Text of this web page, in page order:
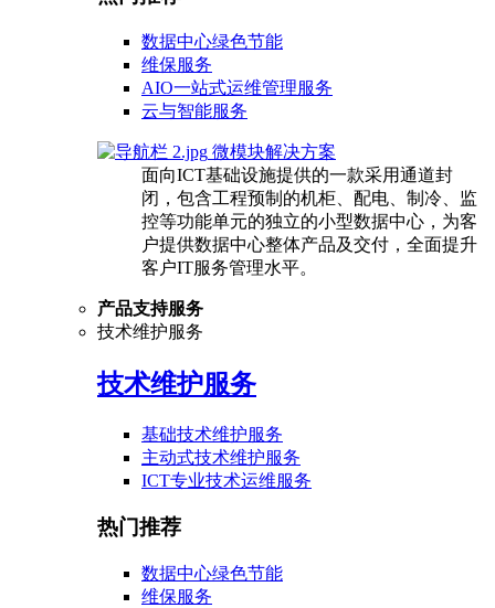
数据中心绿色节能
维保服务
AIO一站式运维管理服务
云与智能服务
微模块解决方案
面向ICT基础设施提供的一款采用通道封
闭，包含工程预制的机柜、配电、制冷、监
控等功能单元的独立的小型数据中心，为客
户提供数据中心整体产品及交付，全面提升
客户IT服务管理水平。
产品支持服务
技术维护服务
技术维护服务
基础技术维护服务
主动式技术维护服务
ICT专业技术运维服务
热门推荐
数据中心绿色节能
维保服务